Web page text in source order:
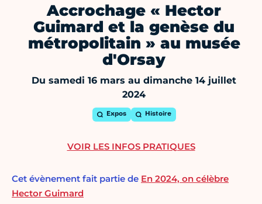
Accrochage « Hector
Guimard et la genèse du
métropolitain » au musée
d'Orsay
Du samedi 16 mars au dimanche 14 juillet
2024
Expos Histoire
Cet évènement fait partie de En 2024, on célèbre
Hector Guimard
VOIR LES INFOS PRATIQUES